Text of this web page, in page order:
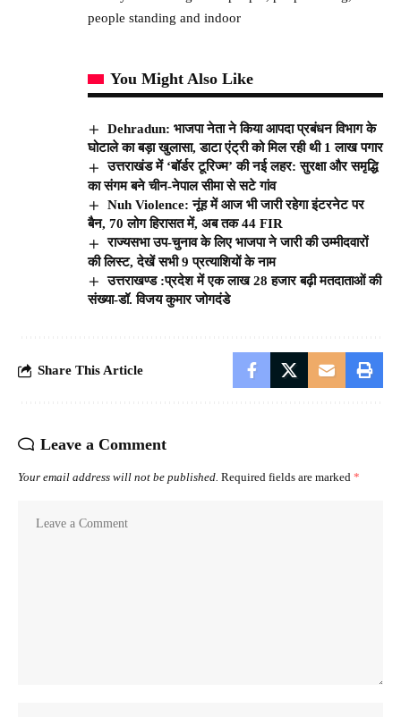
You Might Also Like
Dehradun: भाजपा नेता ने किया आपदा प्रबंधन विभाग के
घोटाले का बड़ा खुलासा, डाटा एंट्री को मिल रही थी 1 लाख पगार
उत्तराखंड में ‘बॉर्डर टूरिज्म’ की नई लहर: सुरक्षा और समृद्धि
का संगम बने चीन-नेपाल सीमा से सटे गांव
Nuh Violence: नूंह में आज भी जारी रहेगा इंटरनेट पर
बैन, 70 लोग हिरासत में, अब तक 44 FIR
राज्यसभा उप-चुनाव के लिए भाजपा ने जारी की उम्मीदवारों
की लिस्ट, देखें सभी 9 प्रत्याशियों के नाम
उत्तराखण्ड :प्रदेश में एक लाख 28 हजार बढ़ी मतदाताओं की
संख्या-डॉ. विजय कुमार जोगदंडे
Share This Article
Leave a Comment
Your email address will not be published. Required fields are marked *